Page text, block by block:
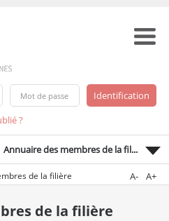
?
Annuaire des membres de la fil...
de la filière A- A+
de la filière